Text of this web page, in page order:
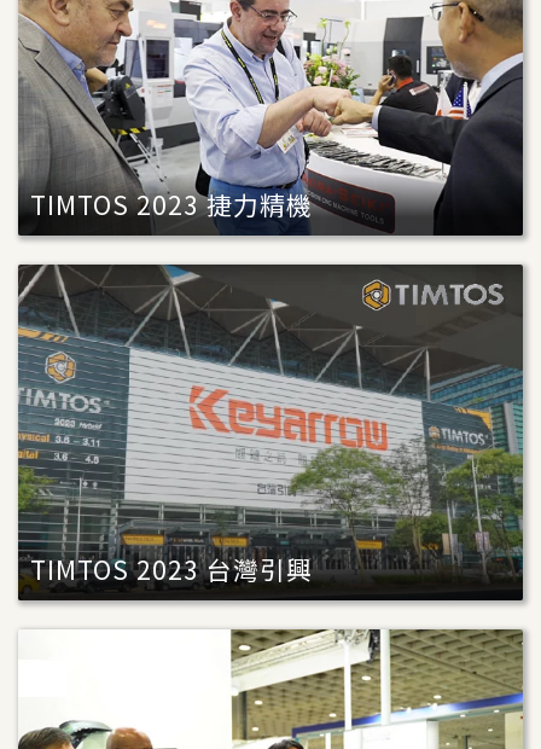
TIMTOS 2023 捷力精機
TIMTOS 2023 台灣引興